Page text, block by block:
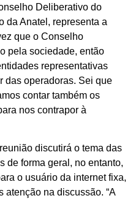
Deliberativo do
da Anatel, representa a
que o Conselho
pela sociedade, então
representativas
das operadoras. Sei que
contar também os
nos contrapor à
discutirá o tema das
de forma geral, no entanto,
o usuário da internet fixa,
atenção na discussão. “A